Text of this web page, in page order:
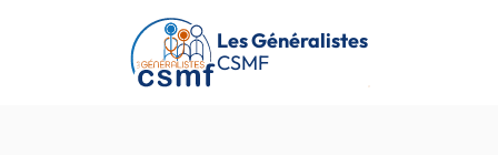
Passer au contenu principal
Les Généralistes
CSMF